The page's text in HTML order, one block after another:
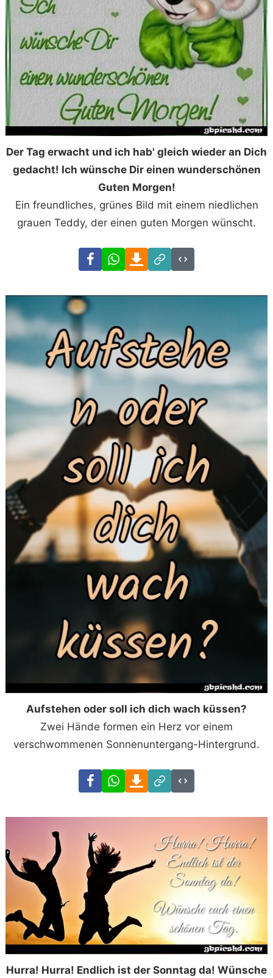
Der Tag erwacht und ich hab' gleich wieder an Dich
gedacht! Ich wünsche Dir einen wunderschönen
Guten Morgen!
Ein freundliches, grünes Bild mit einem niedlichen
grauen Teddy, der einen guten Morgen wünscht.
FacebookWhatsAppDownload
Link
Code
Aufstehen oder soll ich dich wach küssen?
Zwei Hände formen ein Herz vor einem
verschwommenen Sonnenuntergang-Hintergrund.
FacebookWhatsAppDownload
Link
Code
Hurra! Hurra! Endlich ist der Sonntag da! Wünsche